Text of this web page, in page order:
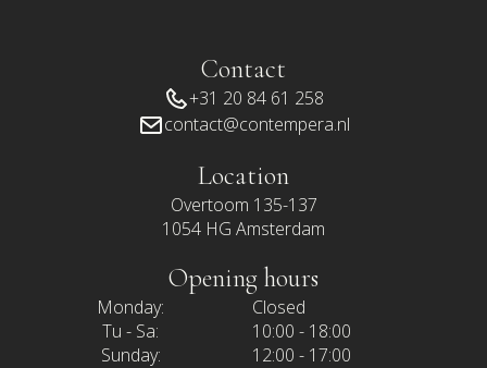
Contact
+31 20 84 61 258
contact@contempera.nl
Location
Overtoom 135-137
1054 HG Amsterdam
Opening hours
Monday:
Closed
Tu - Sa:
10:00 - 18:00
Sunday:
12:00 - 17:00